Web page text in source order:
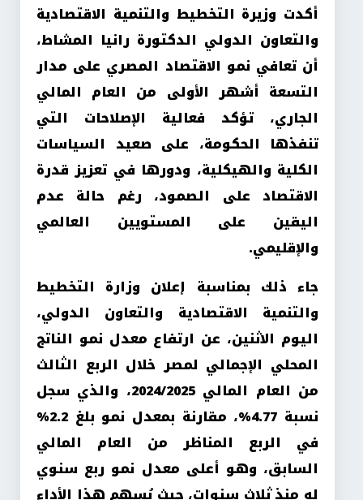
أكدت وزيرة التخطيط والتنمية الاقتصادية
والتعاون الدولي الدكتورة رانيا المشاط،
أن تعافي نمو الاقتصاد المصري على مدار
التسعة أشهر الأولى من العام المالي
الجاري، تؤكد فعالية الإصلاحات التي
تنفذها الحكومة، على صعيد السياسات
الكلية والهيكلية، ودورها في تعزيز قدرة
الاقتصاد على الصمود، رغم حالة عدم
اليقين على المستويين العالمي
والإقليمي.
جاء ذلك بمناسبة إعلان وزارة التخطيط
والتنمية الاقتصادية والتعاون الدولي،
اليوم الاثنين، عن ارتفاع معدل نمو الناتج
المحلي الإجمالي لمصر خلال الربع الثالث
من العام المالي 2024/2025، والذي سجل
نسبة 4.77%، مقارنة بمعدل نمو بلغ 2.2%
في الربع المناظر من العام المالي
السابق، وهو أعلى معدل نمو ربع سنوي
له منذ ثلاث سنوات، حيث يُسهم هذا الأداء